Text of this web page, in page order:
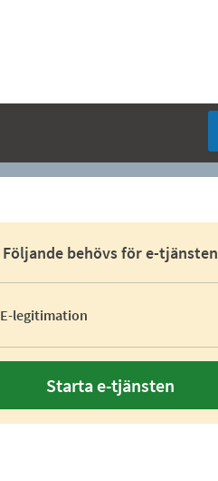
Följande behövs för e-tjänsten
E-legitimation
Starta e-tjänsten